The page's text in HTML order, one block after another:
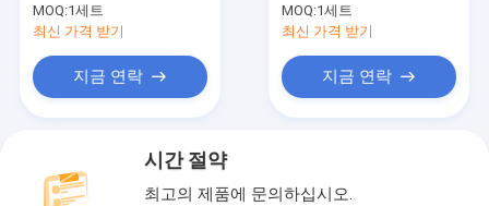
MOQ:1세트
최신 가격 받기
지금 연락
MOQ:1세트
최신 가격 받기
지금 연락
시간 절약
최고의 제품에 문의하십시오.